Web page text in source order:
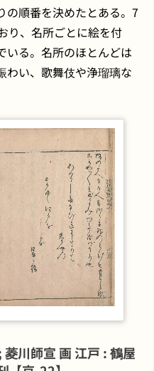
の順番を決めたとある。7
り、名所ごとに絵を付
いる。名所のほとんどは
わい、歌舞伎や浄瑠璃な